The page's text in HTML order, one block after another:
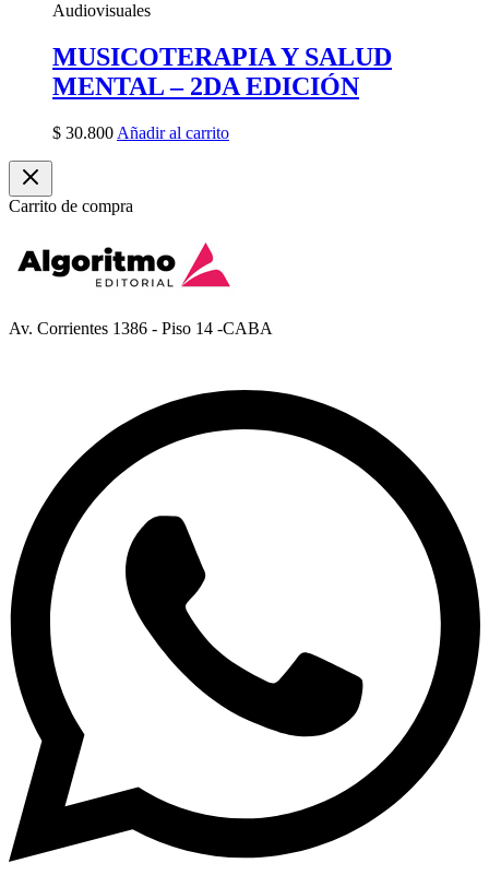
Audiovisuales
MUSICOTERAPIA Y SALUD
MENTAL – 2DA EDICIÓN
$ 30.800 Añadir al carrito
Carrito de compra
Av. Corrientes 1386 - Piso 14 -CABA